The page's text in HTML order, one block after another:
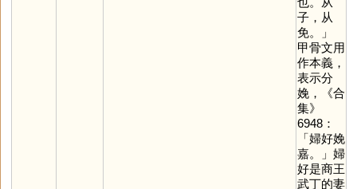
子，从
免。」
甲骨文用
作本義，
表示分
娩，《合
集》
6948：
「婦好娩
嘉。」婦
好是商王
武丁的妻